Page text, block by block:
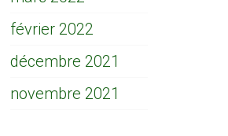
février 2022
décembre 2021
novembre 2021